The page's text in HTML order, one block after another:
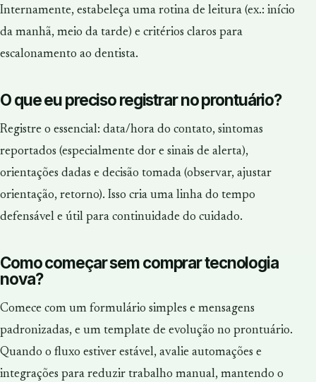
Internamente, estabeleça uma rotina de leitura (ex.: início
da manhã, meio da tarde) e critérios claros para
escalonamento ao dentista.
O que eu preciso registrar no prontuário?
Registre o essencial: data/hora do contato, sintomas
reportados (especialmente dor e sinais de alerta),
orientações dadas e decisão tomada (observar, ajustar
orientação, retorno). Isso cria uma linha do tempo
defensável e útil para continuidade do cuidado.
Como começar sem comprar tecnologia
nova?
Comece com um formulário simples e mensagens
padronizadas, e um template de evolução no prontuário.
Quando o fluxo estiver estável, avalie automações e
integrações para reduzir trabalho manual, mantendo o